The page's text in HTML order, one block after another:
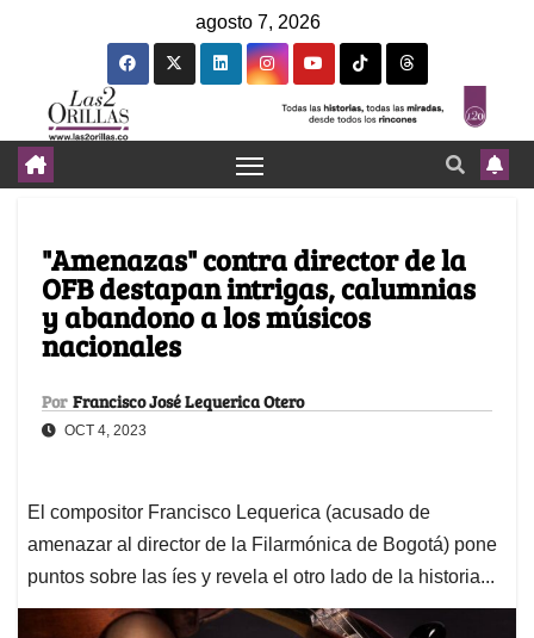
agosto 7, 2026
"Amenazas" contra director de la
OFB destapan intrigas, calumnias
y abandono a los músicos
nacionales
Por Francisco José Lequerica Otero
OCT 4, 2023
El compositor Francisco Lequerica (acusado de
amenazar al director de la Filarmónica de Bogotá) pone
puntos sobre las íes y revela el otro lado de la historia...